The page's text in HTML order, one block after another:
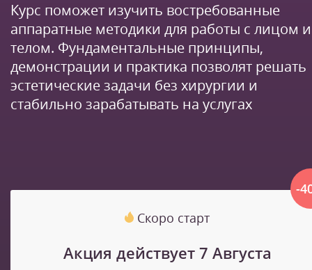
Курс поможет изучить востребованные
аппаратные методики для работы с лицом и
телом. Фундаментальные принципы,
демонстрации и практика позволят решать
эстетические задачи без хирургии и
стабильно зарабатывать на услугах
-
Скоро старт
Акция действует 7 Августа